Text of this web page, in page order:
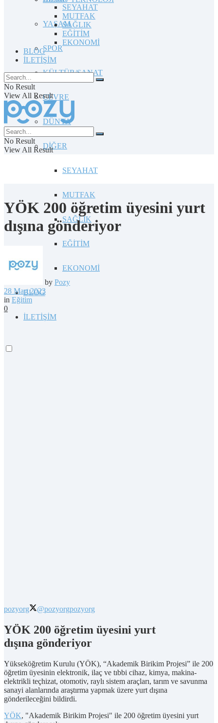
YAŞAM
SPOR
KÜLTÜR/SANAT
ÇEVRE
DÜNYA
DİĞER
SEYAHAT
MUTFAK
SAĞLIK
EĞİTİM
EKONOMİ
BLOG
İLETİŞİM
SEYAHAT
MUTFAK
SAĞLIK
EĞİTİM
EKONOMİ
BLOG
İLETİŞİM
No Result
View All Result
No Result
View All Result
YÖK 200 öğretim üyesini yurt
dışına gönderiyor
by Pozy
28 Mart 2023
in Eğitim
0
pozyorg @pozyorgpozyorg
YÖK 200 öğretim üyesini yurt
dışına gönderiyor
Yükseköğretim Kurulu (YÖK), “Akademik Birikim Projesi” ile 200
öğretim üyesinin elektronik, ilaç ve tıbbi cihaz, kimya, makina-
elektrikli teçhizat, otomotiv, raylı sistem araçları, tarım ve savunma
sanayi alanlarında araştırma yapmak üzere yurt dışına
gönderileceğini bildirdi.
YÖK, "Akademik Birikim ​Projesi" ile 200 öğretim üyesini yurt